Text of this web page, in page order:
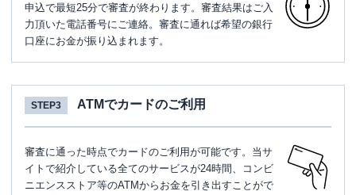
申込で最短25分で審査が終わります。審査結果はご入
力頂いた電話番号にご連絡。審査に通れば希望の銀行
口座にお金が振り込まれます。
STEP3 ATMでカードのご利用
審査に通った時点でカードのご利用が可能です。当サ
イトで紹介している全てのサービスが24時間、コンビ
ニエンスストア等のATMからお金を引き出すことがで